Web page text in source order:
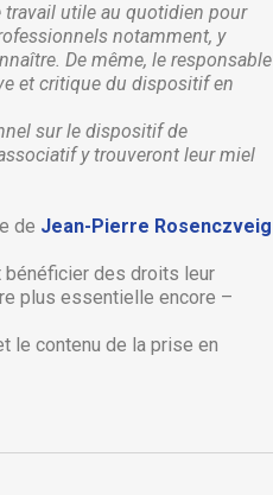
travail utile au quotidien pour
notamment, y
De même, le responsable
et critique du dispositif en
sur le dispositif de
y trouveront leur miel
de Jean-Pierre Rosenczveig
bénéficier des droits leur
plus essentielle encore –
le contenu de la prise en